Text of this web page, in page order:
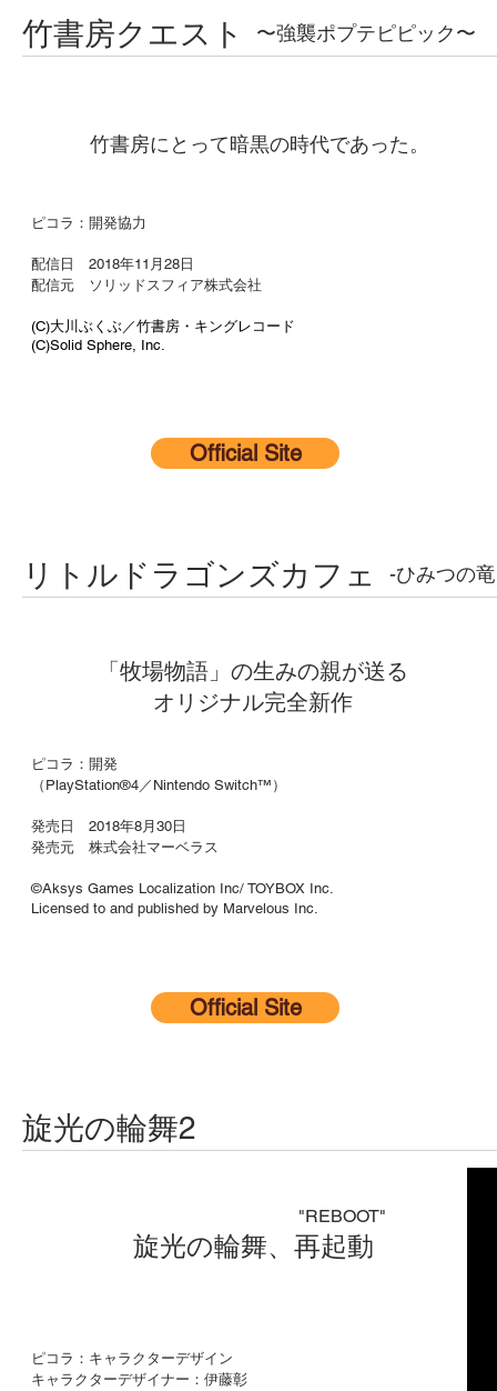
竹書房クエスト
ピコラ：開発協力
配信日 2018年11月28日
配信元 ソリッドスフィア株式会社
(C)大川ぶくぶ／竹書房・キングレコード
(C)Solid Sphere, Inc.
〜強襲ポプテピピック〜
竹書房にとって暗黒の時代であった。
Official Site
リトルドラゴンズカフェ
ピコラ：開発
（PlayStation®4／Nintendo Switch™）
発売日 2018年8月30日
発売元 株式会社マーベラス
©Aksys Games Localization Inc/ TOYBOX Inc.
Licensed to and published by Marvelous Inc.
-ひみつの
「牧場物語」の生みの親が送る
オリジナル完全新作
Official Site
旋光の輪舞2
ピコラ：キャラクターデザイン
キャラクターデザイナー：伊藤彰
"REBOOT"
旋光の輪舞、再起動